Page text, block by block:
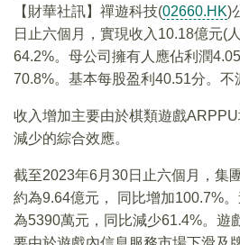
【財華社訊】禪遊科技(02660.HK)
日止六個月，實現收入10.18億元(
64.2%。母公司擁有人應佔利潤
70.8%。基本每股盈利40.51分。不
收入增加主要由於棋類遊戲
減少的綜合效應。
截至2023年6月30日止六個月，集
約為9.64億元， 同比增加100.7%
為5390萬元，同比減少61.4%。遊